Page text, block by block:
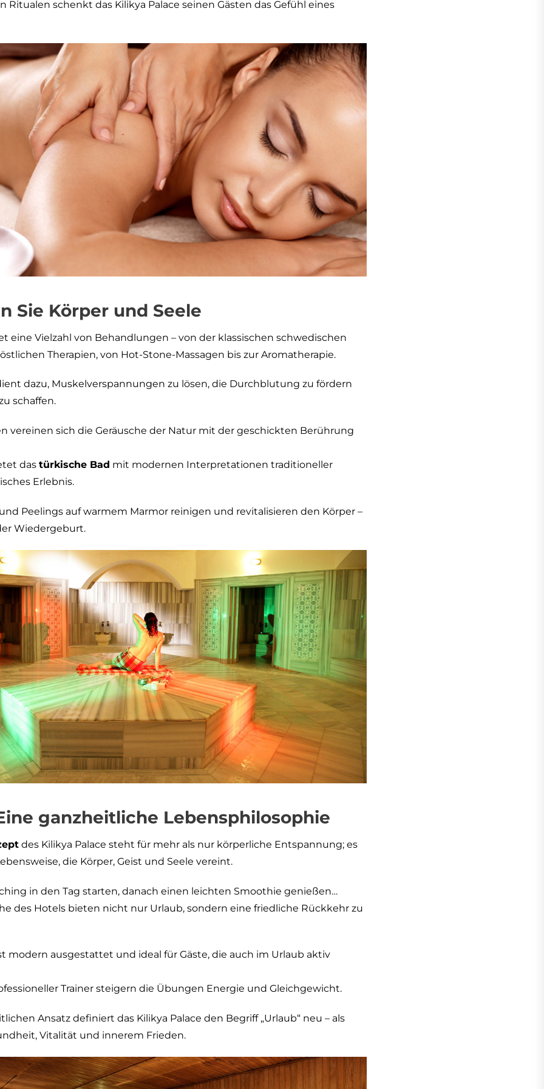
Ritualen schenkt das Kilikya Palace seinen Gästen das Gefühl eines
Sie Körper und Seele
eine Vielzahl von Behandlungen – von der klassischen schwedischen
Therapien, von Hot-Stone-Massagen bis zur Aromatherapie.
dazu, Muskelverspannungen zu lösen, die Durchblutung zu fördern
schaffen.
vereinen sich die Geräusche der Natur mit der geschickten Berührung
das türkische Bad mit modernen Interpretationen traditioneller
Erlebnis.
Peelings auf warmem Marmor reinigen und revitalisieren den Körper –
Wiedergeburt.
ganzheitliche Lebensphilosophie
des Kilikya Palace steht für mehr als nur körperliche Entspannung; es
die Körper, Geist und Seele vereint.
in den Tag starten, danach einen leichten Smoothie genießen…
des Hotels bieten nicht nur Urlaub, sondern eine friedliche Rückkehr zu
modern ausgestattet und ideal für Gäste, die auch im Urlaub aktiv
Trainer steigern die Übungen Energie und Gleichgewicht.
Ansatz definiert das Kilikya Palace den Begriff „Urlaub“ neu – als
Vitalität und innerem Frieden.